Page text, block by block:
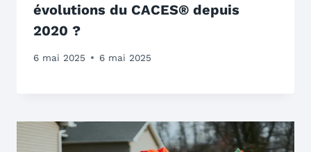
évolutions du CACES® depuis
2020 ?
6 mai 2025 6 mai 2025